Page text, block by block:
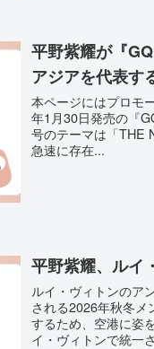
平野紫耀が『
アジアを代表す
本ページにはプロモ
年1月30日発売の『
号のテーマは「THE
急速に存在...
平野紫耀、ルイ
ルイ・ヴィトンのア
される2026年秋冬
するため、空港に姿
イ・ヴィトンで統一